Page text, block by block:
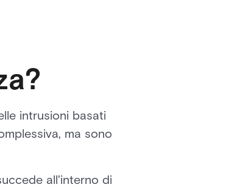
intrusioni basati
ma sono
all'interno di